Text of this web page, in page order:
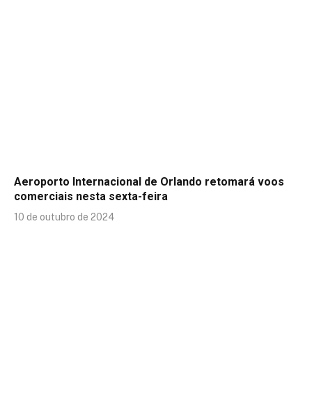
Aeroporto Internacional de Orlando retomará voos
comerciais nesta sexta-feira
10 de outubro de 2024